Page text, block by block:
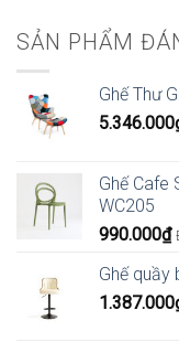
SẢN PHẨM
Ghế Thư
5.346.000
Ghế Cafe
WC205
990.000₫
Ghế quầy
1.387.000